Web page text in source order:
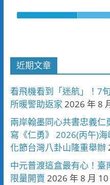
近期文章
看飛機看到「迷航」！7
所暖警助返家 2026 年 8
兩岸翰墨同心共書忠義仁
寫《仁勇》 2026(丙午)
化節台灣八卦山隆重舉辦
中元普渡這盒最有心！
限量開賣 2026 年 8 月 10